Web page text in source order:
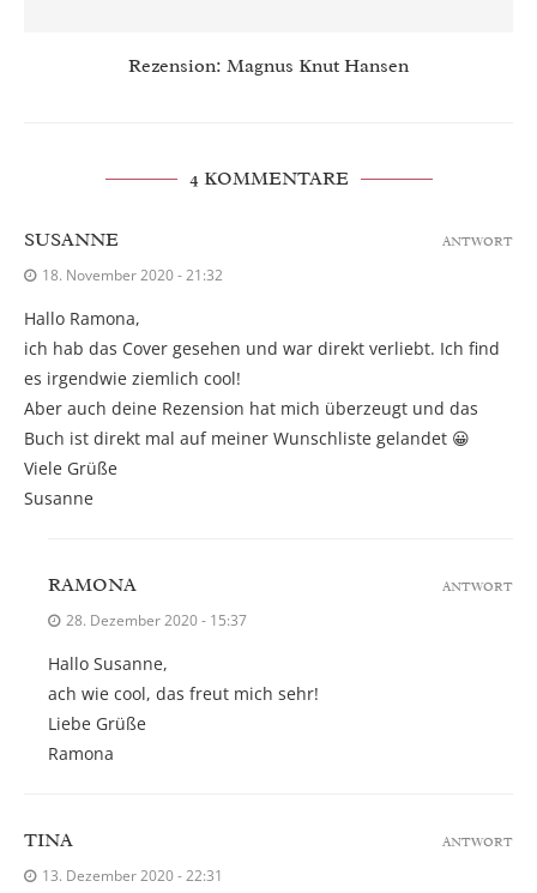
Rezension: Magnus Knut Hansen
4 KOMMENTARE
SUSANNE
18. November 2020 - 21:32
Hallo Ramona,
ich hab das Cover gesehen und war direkt verliebt. Ich find
es irgendwie ziemlich cool!
Aber auch deine Rezension hat mich überzeugt und das
Buch ist direkt mal auf meiner Wunschliste gelandet 😀
Viele Grüße
Susanne
ANTWORT
RAMONA
28. Dezember 2020 - 15:37
Hallo Susanne,
ach wie cool, das freut mich sehr!
Liebe Grüße
Ramona
ANTWORT
TINA
13. Dezember 2020 - 22:31
ANTWORT